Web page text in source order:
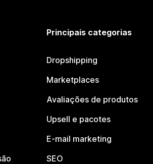
Principais categorias
Dropshipping
Marketplaces
Avaliações de produtos
Upsell e pacotes
E-mail marketing
SEO